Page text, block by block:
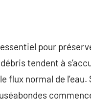
pour
tendent à
normal de l’eau.